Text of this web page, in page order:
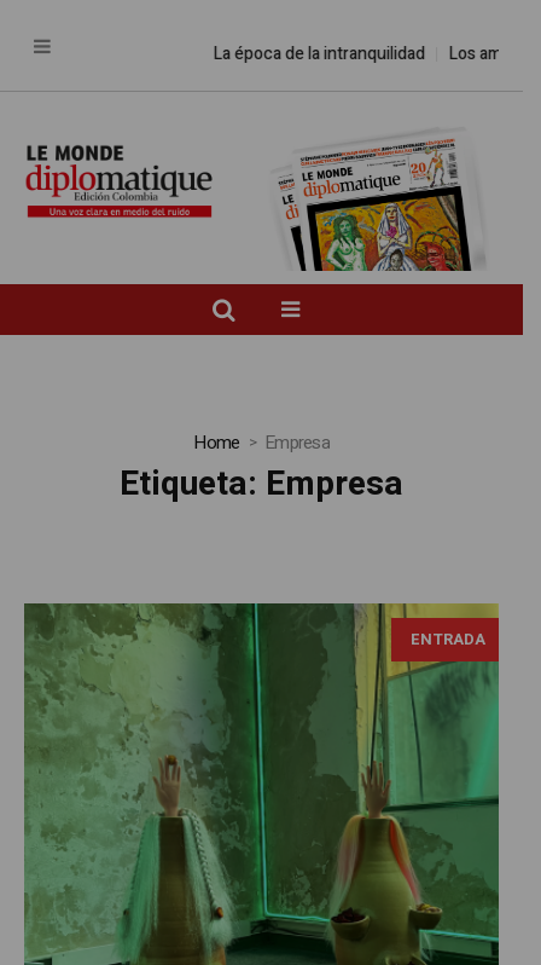
La época de la intranquilidad Los amos
Home Empresa
Etiqueta: Empresa
ENTRADA